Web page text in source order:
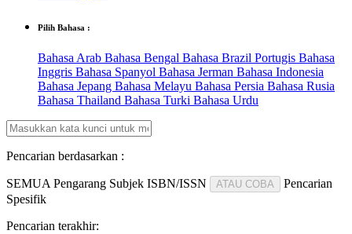
Pilih Bahasa :
Bahasa Arab Bahasa Bengal Bahasa Brazil Portugis Bahasa
Inggris Bahasa Spanyol Bahasa Jerman Bahasa Indonesia
Bahasa Jepang Bahasa Melayu Bahasa Persia Bahasa Rusia
Bahasa Thailand Bahasa Turki Bahasa Urdu
Pencarian berdasarkan :
SEMUA Pengarang Subjek ISBN/ISSN ATAU COBA
Pencarian
Spesifik
Pencarian terakhir: